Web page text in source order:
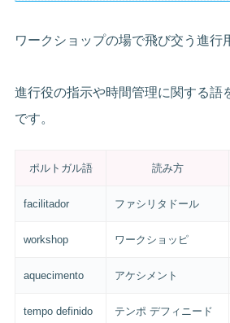
ワークショップの場で飛び交う進行
進行役の指示や時間管理に関する語
です。
ポルトガル語 読み方
facilitador ファシリタドール
workshop ワークショッピ
aquecimento アケシメント
tempo definido テンポ デフィニード